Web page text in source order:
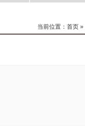
当前位置： 首页 »